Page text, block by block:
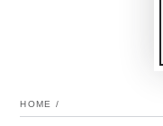
HOME /